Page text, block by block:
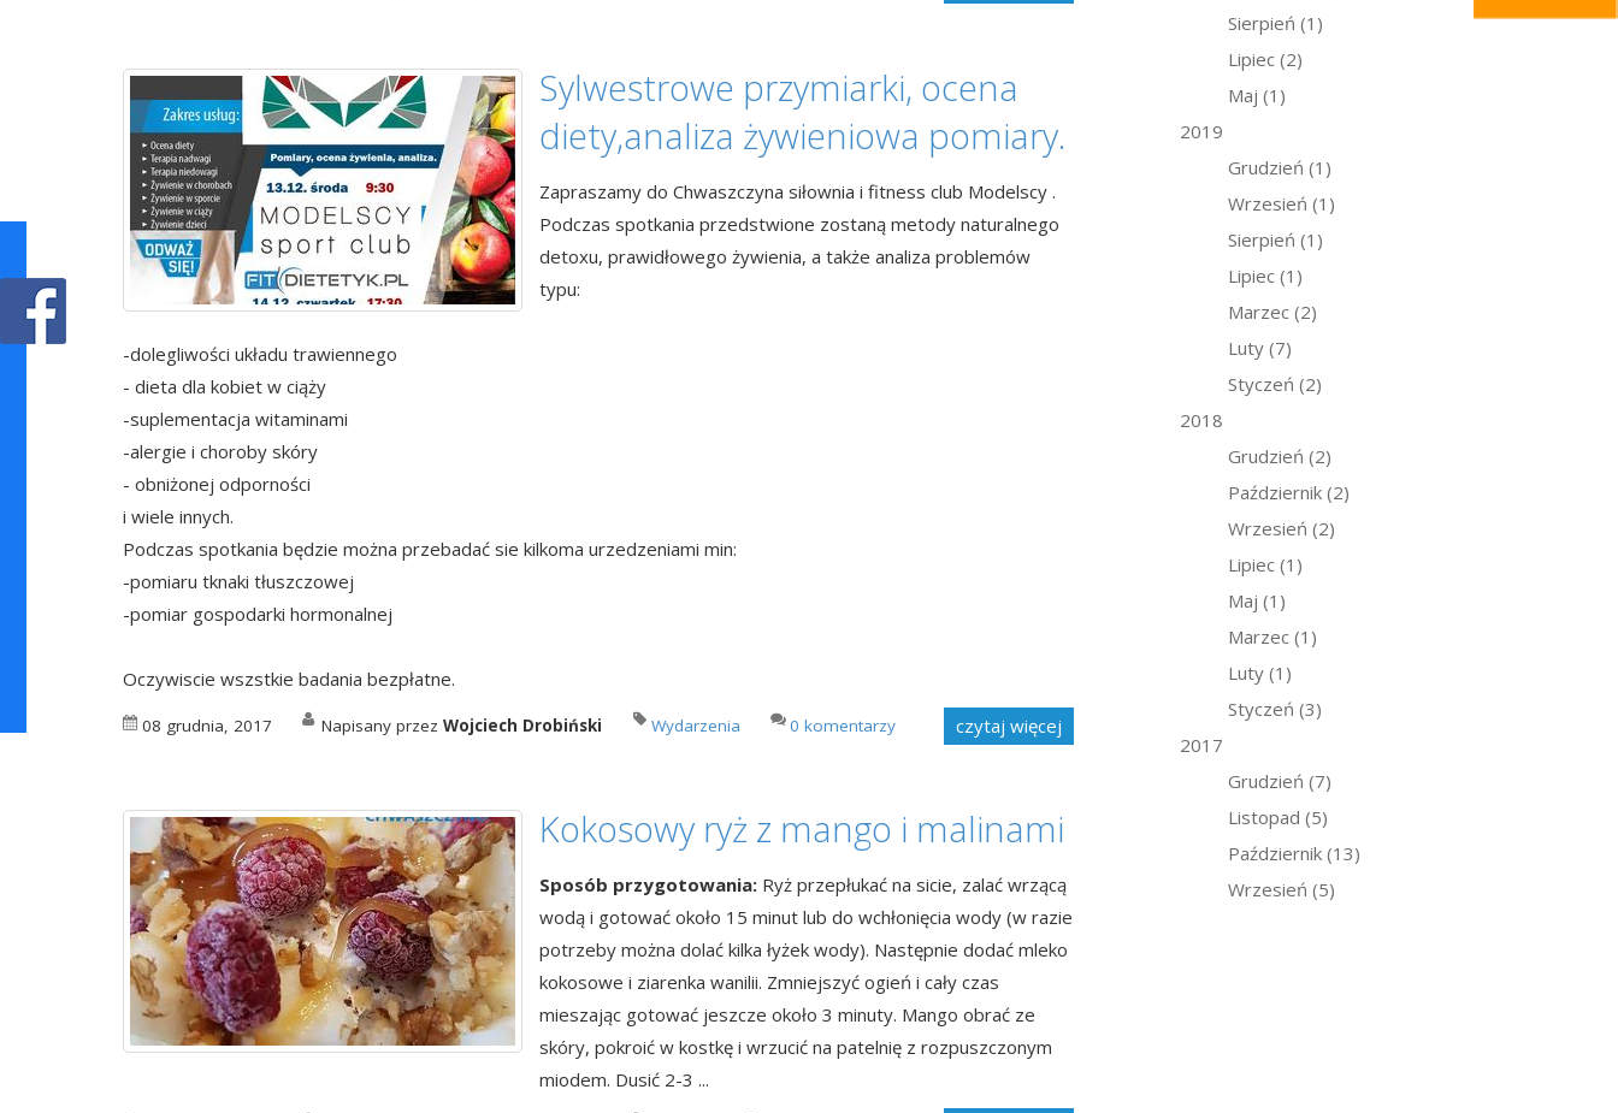
Sierpień (1)
Lipiec (2)
Maj (1)
2019
Grudzień (1)
Wrzesień (1)
Sierpień (1)
Lipiec (1)
Marzec (2)
Luty (7)
Styczeń (2)
2018
Grudzień (2)
Październik (2)
Wrzesień (2)
Lipiec (1)
Maj (1)
Marzec (1)
Luty (1)
Styczeń (3)
2017
Grudzień (7)
Listopad (5)
Październik (13)
Wrzesień (5)
Sylwestrowe przymiarki, ocena
diety,analiza żywieniowa pomiary.
Zapraszamy do Chwaszczyna siłownia i fitness club Modelscy .
Podczas spotkania przedstwione zostaną metody naturalnego
detoxu, prawidłowego żywienia, a także analiza problemów
typu:
-dolegliwości układu trawiennego
- dieta dla kobiet w ciąży
-suplementacja witaminami
-alergie i choroby skóry
- obniżonej odporności
i wiele innych.
Podczas spotkania będzie można przebadać sie kilkoma urzedzeniami min:
-pomiaru tknaki tłuszczowej
-pomiar gospodarki hormonalnej
Oczywiscie wszstkie badania bezpłatne.
08 grudnia, 2017 Napisany przez Wojciech Drobiński Wydarzenia 0 komentarzy czytaj więcej
Kokosowy ryż z mango i malinami
Sposób przygotowania: Ryż przepłukać na sicie, zalać wrzącą
wodą i gotować około 15 minut lub do wchłonięcia wody (w razie
potrzeby można dolać kilka łyżek wody). Następnie dodać mleko
kokosowe i ziarenka wanilii. Zmniejszyć ogień i cały czas
mieszając gotować jeszcze około 3 minuty. Mango obrać ze
skóry, pokroić w kostkę i wrzucić na patelnię z rozpuszczonym
miodem. Dusić 2-3 ...